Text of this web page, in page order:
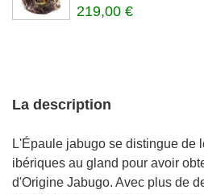
219,00 €
La description
L'Épaule jabugo se distingue de
ibériques au gland pour avoir
d'Origine Jabugo. Avec plus de